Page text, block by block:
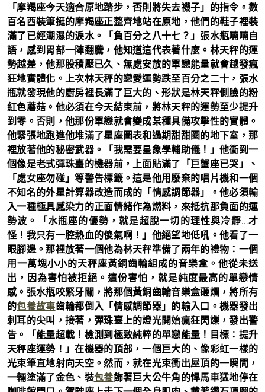
「摩羯座今天適合原地踏步，否則將失去襪子」的指令。數
百名西裝筆挺的摩羯座正整齊地站在原地，他們的鞋子裡裝
滿了已經潮濕的淚水。「負百分之八十七？」張水瓶喃喃自
語，感到胃部一陣翻騰，他知道這代表著什麼。林天秤的運
勢越差，他那股積壓已久、無處安放的單戀能量就會越發瘋
狂地實體化。上次林天秤的戀愛運勢跌至百分之二十，張水
瓶就發現他的廚房裡長滿了巨大的、形狀是林天秤側臉的粉
紅色蘑菇。他必須在今天結束前，將林天秤的運勢至少提升
到零。否則，他那份單戀就會變成某種具備攻擊性的實體。
他緊張地跑進他堆滿了星座圖表和過期甜甜圈的地下室，那
裡放著他的秘密武器。「我需要星象學輔助儀！」他衝到一
個像是老式彈珠臺的機器前，上面貼滿了「巨蟹座已哭」、
「處女座勿碰」等警告標籤。這是他用廢棄的唱片機和一個
不知名的外星計算器改造而成的「情感調節器」。他必須輸
入一種極具感染力的正面情緒作為燃料，來抵抗那負面的運
勢波。「水瓶座的優勢，就是超脫一切的理性與冷靜…才
怪！我只有一腔熱血的傻氣啊！」他絕望地低吼。他看了一
眼腳邊。那裡放著一個他為林天秤準備了兩年的禮物：一個
用一萬塊小小的天秤座黃銅齒輪組成的音樂盒。他從未送
出，因為害怕被拒絕。這份害怕，就是純度最高的單戀情
感。張水瓶咬緊牙關，將那個黃銅齒輪音樂盒砸爛，將所有
的包養故事齒輪都倒入「情感調節器」的輸入口。機器發出
刺耳的尖叫，接著，彈珠臺上的燈光開始瘋狂閃爍，發出警
告。「能量超載！檢測到極致純粹的單戀能量！目標：提升
天秤座運勢！」在機器的頂部，一個巨大的、像彩虹一樣的
光束筆直地射向天空。然而，就在光束衝出屋頂的一瞬間，
一輛塗滿了金色、裝包養飾著巨大公牛角的悍馬車猛地停在